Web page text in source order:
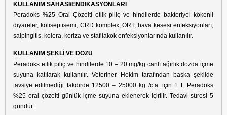
KULLANIM SAHASI/ENDIKASYONLARI
Peradoks %25 Oral Çözelti etlik piliç ve hindilerde bakteriyel kökenli
diyareler, koliseptisemi, CRD komplex, ORT, hava kesesi enfeksiyonları,
salpingitis, kolera, koriza ve stafilakok enfeksiyonlarında kullanılır.
KULLANIM ŞEKLİ VE DOZU
Peradoks etlik piliç ve hindilerde 10 – 20 mg/kg canlı ağırlık dozda içme
suyuna katılarak kullanılır. Veteriner Hekim tarafından başka şekilde
tavsiye edilmediği takdirde 12500 – 25000 kg /c.a. için 1 L Peradoks
%25 oral çözelti günlük içme suyuna eklenerek içirilir. Tedavi süresi 5
gündür.